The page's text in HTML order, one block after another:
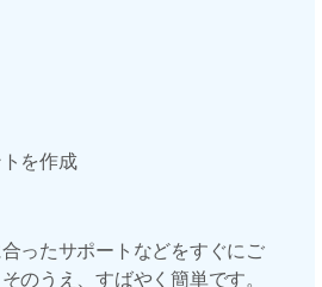
を作成
ったサポートなどをすぐにご
のうえ、すばやく簡単です。